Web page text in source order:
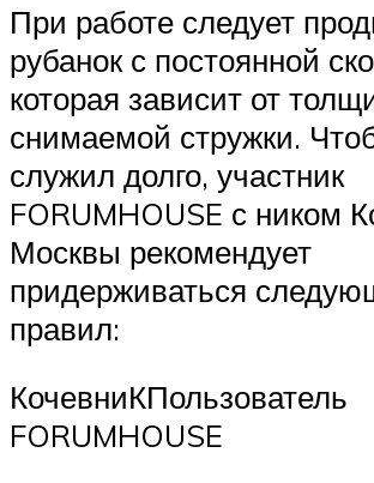
При работе следует
рубанок с постоянной
которая зависит от
снимаемой стружки.
служил долго, участник
FORUMHOUSE с ником
Москвы рекомендует
придерживаться
правил:
КочевниКПользователь
FORUMHOUSE